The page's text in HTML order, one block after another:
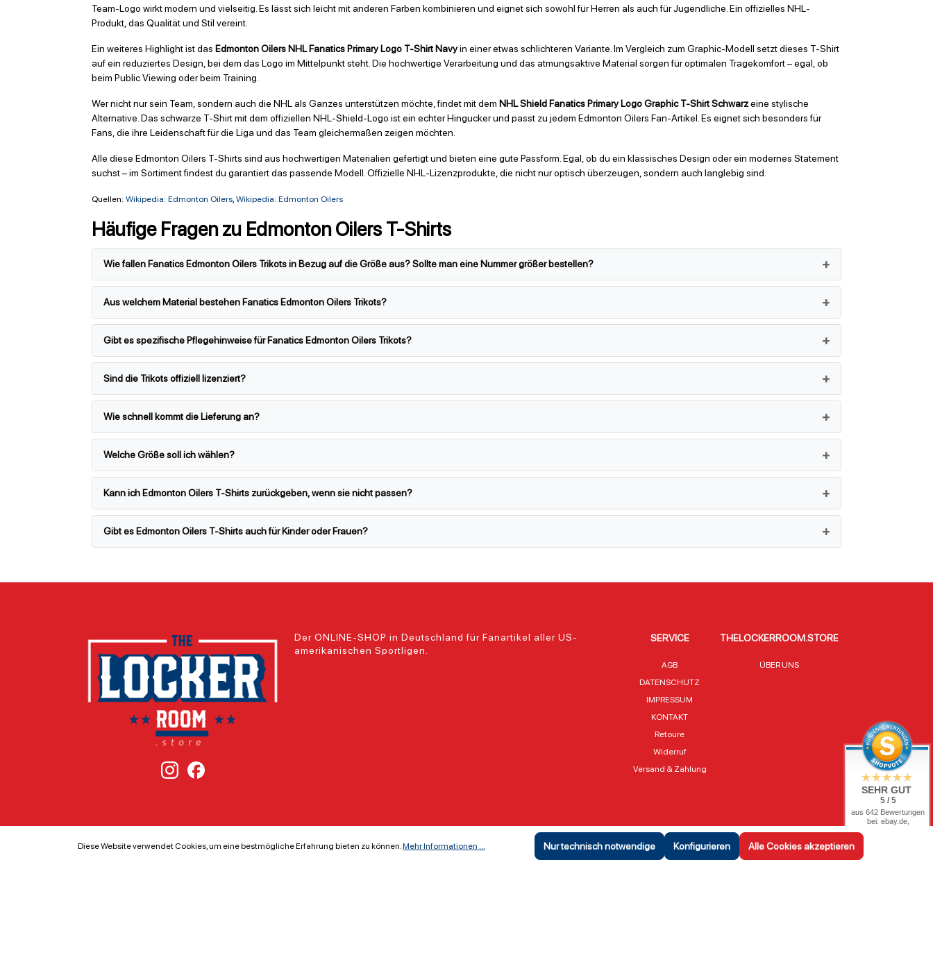
Team-Logo wirkt modern und vielseitig. Es lässt sich leicht mit anderen Farben kombinieren und eignet sich sowohl für Herren als auch für Jugendliche. Ein offizielles NHL-
Produkt, das Qualität und Stil vereint.
Ein weiteres Highlight ist das Edmonton Oilers NHL Fanatics Primary Logo T-Shirt Navyin einer etwas schlichteren Variante. Im Vergleich zum Graphic-Modell setzt dieses T-Shirt
auf ein reduziertes Design, bei dem das Logo im Mittelpunkt steht. Die hochwertige Verarbeitung und das atmungsaktive Material sorgen für optimalen Tragekomfort – egal, ob
beim Public Viewing oder beim Training.
Wer nicht nur sein Team, sondern auch die NHL als Ganzes unterstützen möchte, findet mit dem NHL Shield Fanatics Primary Logo Graphic T-Shirt Schwarzeine stylische
Alternative. Das schwarze T-Shirt mit dem offiziellen NHL-Shield-Logo ist ein echter Hingucker und passt zu jedem Edmonton Oilers Fan-Artikel. Es eignet sich besonders für
Fans, die ihre Leidenschaft für die Liga und das Team gleichermaßen zeigen möchten.
Alle diese Edmonton Oilers T-Shirts sind aus hochwertigen Materialien gefertigt und bieten eine gute Passform. Egal, ob du ein klassisches Design oder ein modernes Statement
suchst – im Sortiment findest du garantiert das passende Modell. Offizielle NHL-Lizenzprodukte, die nicht nur optisch überzeugen, sondern auch langlebig sind.
Quellen: Wikipedia: Edmonton Oilers Wikipedia: Edmonton Oilers
Häufige Fragen zu Edmonton Oilers T-Shirts
Wie fallen Fanatics Edmonton Oilers Trikots in Bezug auf die Größe aus? Sollte man eine Nummer größer bestellen?
Aus welchem Material bestehen Fanatics Edmonton Oilers Trikots?
Gibt es spezifische Pflegehinweise für Fanatics Edmonton Oilers Trikots?
Sind die Trikots offiziell lizenziert?
Wie schnell kommt die Lieferung an?
Welche Größe soll ich wählen?
Kann ich Edmonton Oilers T-Shirts zurückgeben, wenn sie nicht passen?
Gibt es Edmonton Oilers T-Shirts auch für Kinder oder Frauen?
Der ONLINE-SHOP in Deutschland für Fanartikel aller US-
amerikanischen Sportligen.
SERVICE
AGB
DATENSCHUTZ
IMPRESSUM
KONTAKT
Retoure
Widerruf
Versand & Zahlung
THELOCKERROOM.STORE
ÜBER UNS
Diese Website verwendet Cookies, um eine bestmögliche Erfahrung bieten zu können.Mehr Informationen ... Nur technisch notwendige Konfigurieren Alle Cookies akzeptieren
SEHR GUT
5 / 5
aus 642 Bewertungen
bei: ebay.de,